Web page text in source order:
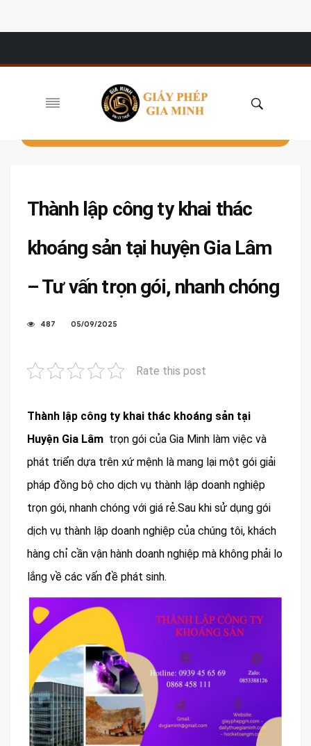
Thành lập công ty khai thác
khoáng sản tại huyện Gia Lâm
– Tư vấn trọn gói, nhanh chóng
487 05/09/2025
Rate this post
Thành lập công ty khai thác khoáng sản tại
Huyện Gia Lâm trọn gói của Gia Minh làm việc và
phát triển dựa trên xứ mệnh là mang lại một gói giải
pháp đồng bộ cho dịch vụ thành lập doanh nghiệp
trọn gói, nhanh chóng với giá rẻ.Sau khi sử dụng gói
dịch vụ thành lập doanh nghiệp của chúng tôi, khách
hàng chỉ cần vận hành doanh nghiệp mà không phải lo
lắng về các vấn đề phát sinh.